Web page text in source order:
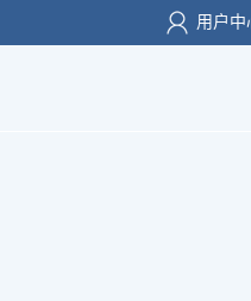
用户中